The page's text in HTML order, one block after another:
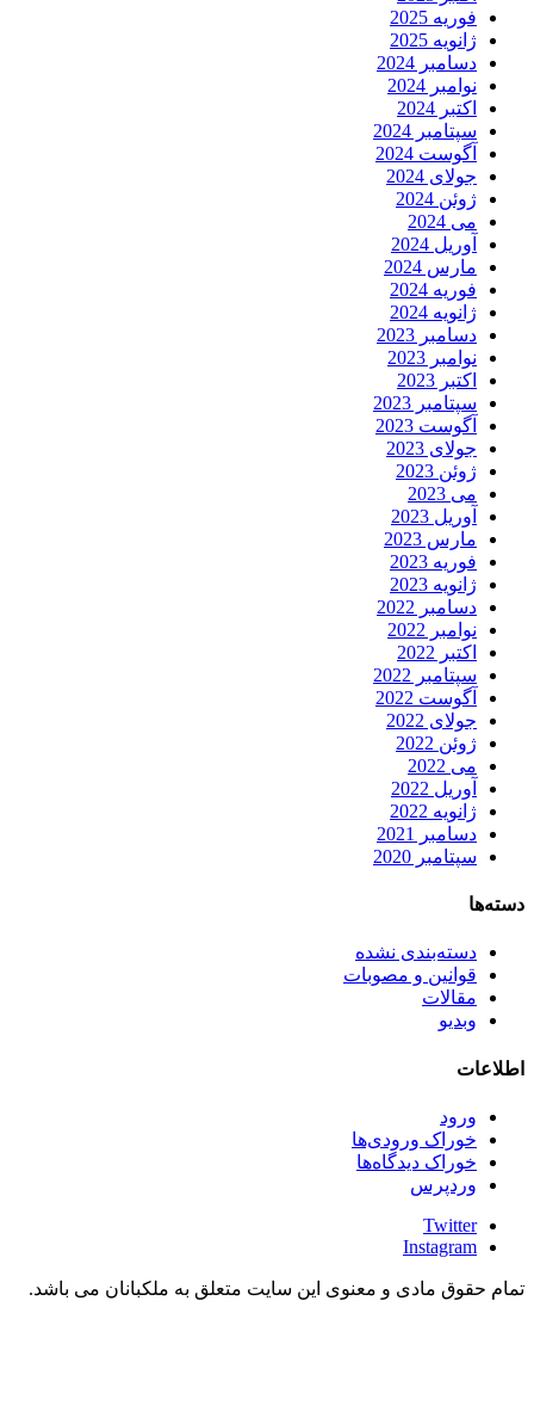
فوریه 2025
ژانویه 2025
دسامبر 2024
نوامبر 2024
اکتبر 2024
سپتامبر 2024
آگوست 2024
جولای 2024
ژوئن 2024
می 2024
آوریل 2024
مارس 2024
فوریه 2024
ژانویه 2024
دسامبر 2023
نوامبر 2023
اکتبر 2023
سپتامبر 2023
آگوست 2023
جولای 2023
ژوئن 2023
می 2023
آوریل 2023
مارس 2023
فوریه 2023
ژانویه 2023
دسامبر 2022
نوامبر 2022
اکتبر 2022
سپتامبر 2022
آگوست 2022
جولای 2022
ژوئن 2022
می 2022
آوریل 2022
ژانویه 2022
دسامبر 2021
سپتامبر 2020
دسته‌ها
دسته‌بندی نشده
قوانین و مصوبات
مقالات
وبدیو
اطلاعات
ورود
خوراک ورودی‌ها
خوراک دیدگاه‌ها
وردپرس
Twitter
Instagram
تمام حقوق مادی و معنوی این سایت متعلق به ملکبانان می باشد.